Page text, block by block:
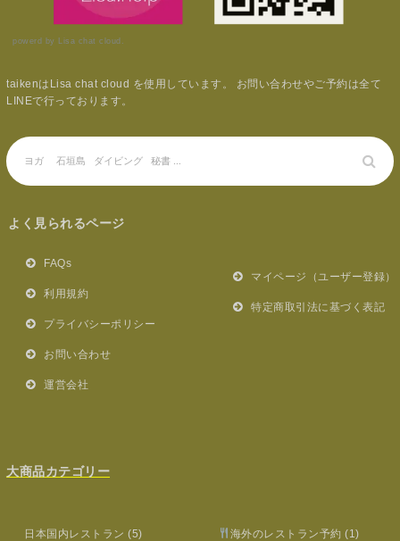
powerd by Lisa chat cloud.
taikenはLisa chat cloud を使用しています。 お問い合わせやご予約は全て
LINEで行っております。
よく見られるページ
FAQs
利用規約
プライバシーポリシー
お問い合わせ
運営会社
マイページ（ユーザー登録）
特定商取引法に基づく表記
大商品カテゴリー
日本国内レストラン (5) 海外のレストラン予約 (1)